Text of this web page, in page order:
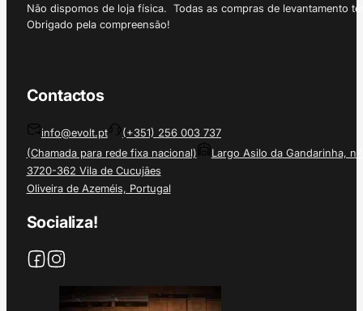
Não dispomos de loja física. Todas as compras de levantamento
Obrigado pela compreensão!
Contactos
info@evolt.pt
(+351) 256 003 737
(Chamada para rede fixa nacional)
Largo Asilo da Gandarinha, nº
3720-362 Vila de Cucujães
Oliveira de Azeméis, Portugal
Socializa!